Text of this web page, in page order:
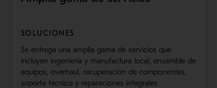
SOLUCIONES
Se entrega una amplia gama de servicios que
incluyen ingeniería y manufactura local, ensamble de
equipos, overhaul, recuperación de componentes,
soporte técnico y reparaciones integrales